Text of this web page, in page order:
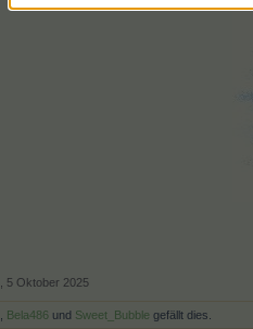
5 Oktober 2025
Bela486 und Sweet_Bubble gefällt dies.